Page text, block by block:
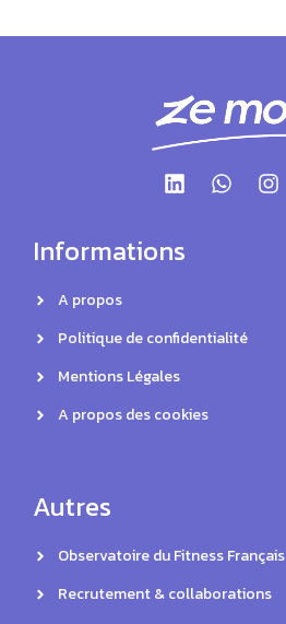
Informations
A propos
Politique de confidentialité
Mentions Légales
A propos des cookies
Autres
Observatoire du Fitness Français
Recrutement & collaborations